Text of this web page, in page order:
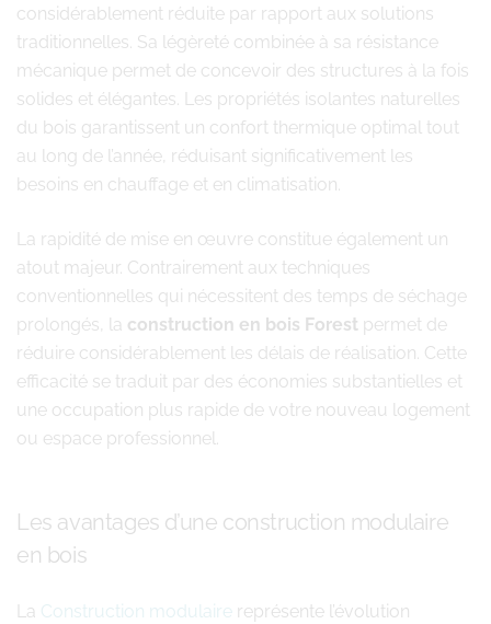
considérablement réduite par rapport aux solutions
traditionnelles. Sa légèreté combinée à sa résistance
mécanique permet de concevoir des structures à la fois
solides et élégantes. Les propriétés isolantes naturelles
du bois garantissent un confort thermique optimal tout
au long de l’année, réduisant significativement les
besoins en chauffage et en climatisation.
La rapidité de mise en œuvre constitue également un
atout majeur. Contrairement aux techniques
conventionnelles qui nécessitent des temps de séchage
prolongés, la construction en bois Forest permet de
réduire considérablement les délais de réalisation. Cette
efficacité se traduit par des économies substantielles et
une occupation plus rapide de votre nouveau logement
ou espace professionnel.
Les avantages d’une construction modulaire
en bois
La Construction modulaire représente l’évolution